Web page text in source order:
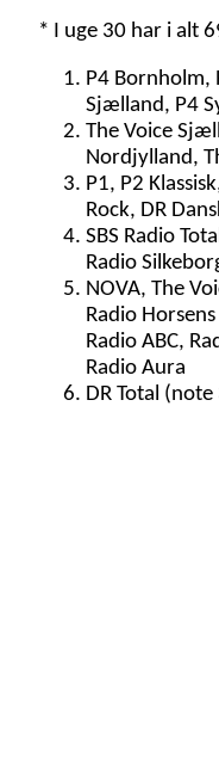
* I uge 30 har i alt
P4 Bornholm,
Sjælland, P4
The Voice
Nordjylland,
P1, P2
Rock, DR
SBS Radio
Radio
NOVA, The
Radio
Radio ABC,
Radio Aura
DR Total